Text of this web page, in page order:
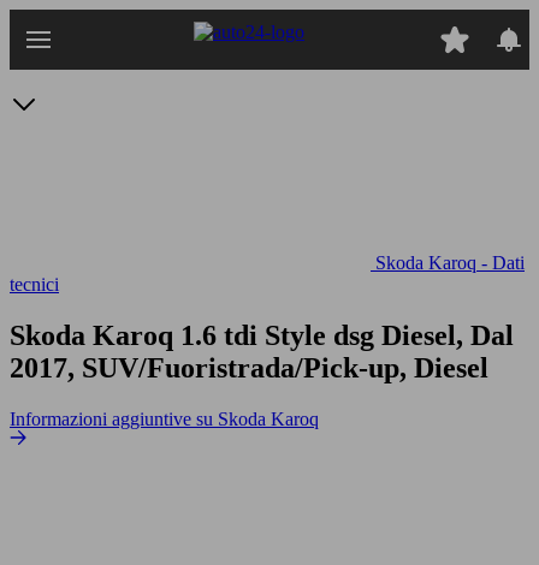
Skoda Karoq - Dati
tecnici
Skoda Karoq 1.6 tdi Style dsg Diesel, Dal
2017, SUV/Fuoristrada/Pick-up, Diesel
Informazioni aggiuntive su Skoda Karoq